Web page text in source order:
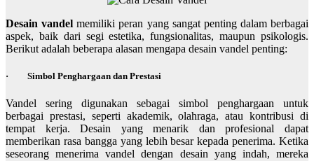
Desain vandel memiliki peran yang sangat penting dalam berbagai
aspek, baik dari segi estetika, fungsionalitas, maupun psikologis.
Berikut adalah beberapa alasan mengapa desain vandel penting:
· Simbol Penghargaan dan Prestasi
Vandel sering digunakan sebagai simbol penghargaan untuk
berbagai prestasi, seperti akademik, olahraga, atau kontribusi di
tempat kerja. Desain yang menarik dan profesional dapat
memberikan rasa bangga yang lebih besar kepada penerima. Ketika
seseorang menerima vandel dengan desain yang indah, mereka